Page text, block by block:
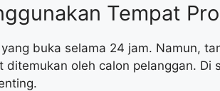
Tempat
buka selama 24 jam. Namun,
oleh calon pelanggan. Di